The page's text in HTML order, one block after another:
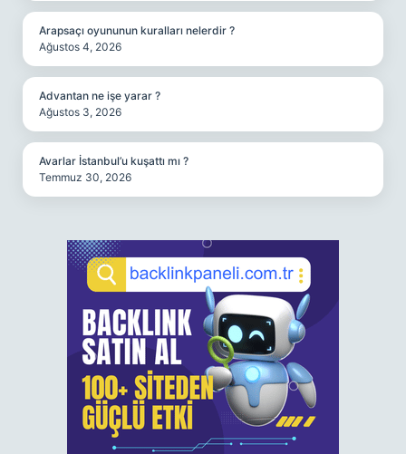
Arapsaçı oyununun kuralları nelerdir ?
Ağustos 4, 2026
Advantan ne işe yarar ?
Ağustos 3, 2026
Avarlar İstanbul’u kuşattı mı ?
Temmuz 30, 2026